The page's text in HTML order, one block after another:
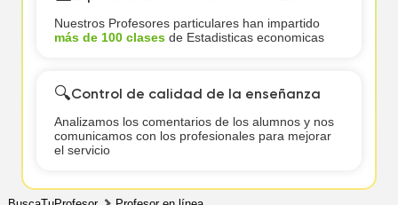
Nuestros Profesores particulares han impartido
más de 100 clasesde Estadisticas economicas
🔍Control de calidad de la enseñanza
Analizamos los comentarios de los alumnos y nos
comunicamos con los profesionales para mejorar
el servicio